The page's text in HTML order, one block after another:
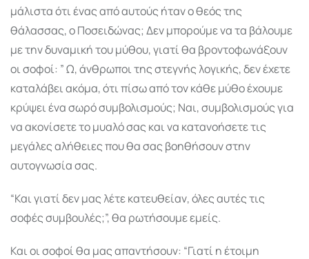
μάλιστα ότι ένας από αυτούς ήταν ο θεός της
θάλασσας, ο Ποσειδώνας; Δεν μπορούμε να τα βάλουμε
με την δυναμική του μύθου, γιατί θα βροντοφωνάξουν
οι σοφοί: ” Ω, άνθρωποι της στεγνής λογικής, δεν έχετε
καταλάβει ακόμα, ότι πίσω από τον κάθε μύθο έχουμε
κρύψει ένα σωρό συμβολισμούς; Ναι, συμβολισμούς για
να ακονίσετε το μυαλό σας και να κατανοήσετε τις
μεγάλες αλήθειες που θα σας βοηθήσουν στην
αυτογνωσία σας.
“Και γιατί δεν μας λέτε κατευθείαν, όλες αυτές τις
σοφές συμβουλές;”, θα ρωτήσουμε εμείς.
Και οι σοφοί θα μας απαντήσουν: “Γιατί η έτοιμη